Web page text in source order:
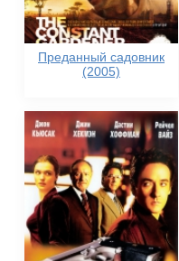
Преданный садовник
(2005)